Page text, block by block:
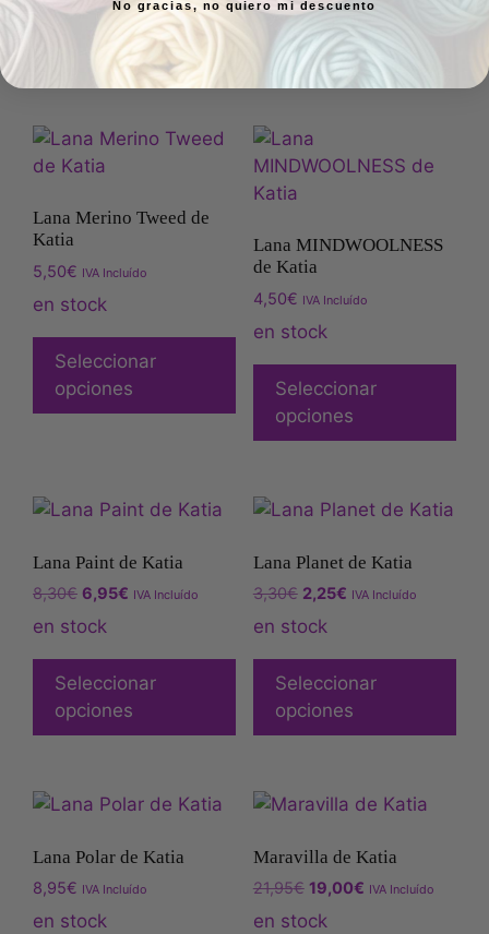
opciones
Seleccionar
opciones
Lana Merino Tweed de
Katia
5,50€ IVA Incluído
en stock
Seleccionar
opciones
Lana MINDWOOLNESS
de Katia
4,50€ IVA Incluído
en stock
Seleccionar
opciones
Lana Paint de Katia
8,30€ 6,95€ IVA Incluído
en stock
Seleccionar
opciones
Lana Planet de Katia
3,30€ 2,25€ IVA Incluído
en stock
Seleccionar
opciones
Lana Polar de Katia
8,95€ IVA Incluído
en stock
Maravilla de Katia
21,95€ 19,00€ IVA Incluído
en stock
No gracias, no quiero mi descuento